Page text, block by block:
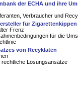
der ECHA und ihre
Verbraucher und
für
Frenz
für die
von Recyklaten
rechtliche Lösungsansätze